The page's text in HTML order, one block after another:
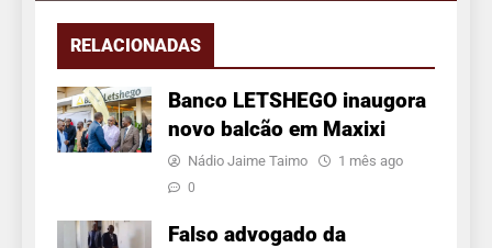
RELACIONADAS
Banco LETSHEGO inaugora
novo balcão em Maxixi
Nádio Jaime Taimo 1 mês ago
0
Falso advogado da